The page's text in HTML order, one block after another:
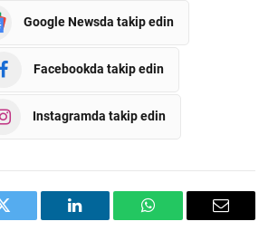
Google Newsda takip edin
Facebookda takip edin
Instagramda takip edin
Twitter LinkedIn WhatsAppEmail